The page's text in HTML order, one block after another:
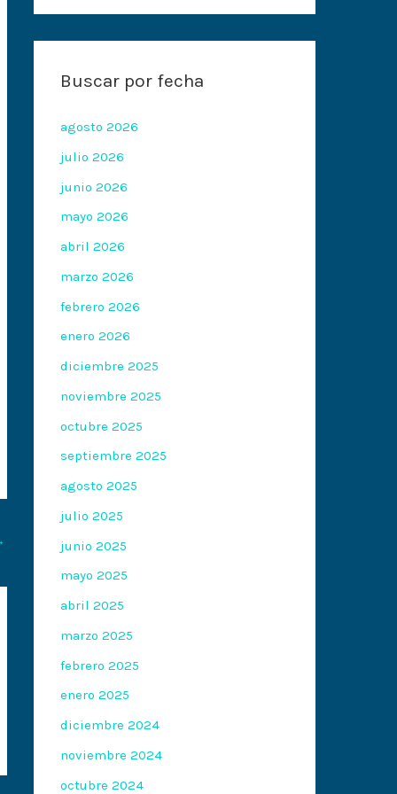
Buscar por fecha
agosto 2026
julio 2026
junio 2026
mayo 2026
abril 2026
marzo 2026
febrero 2026
enero 2026
diciembre 2025
noviembre 2025
octubre 2025
septiembre 2025
agosto 2025
julio 2025
junio 2025
mayo 2025
abril 2025
marzo 2025
febrero 2025
enero 2025
diciembre 2024
noviembre 2024
octubre 2024